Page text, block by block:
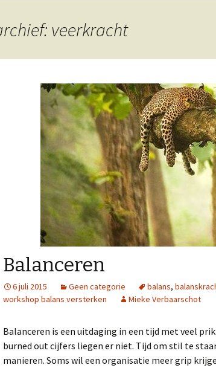
veerkracht
Balanceren
6 juli 2015 Geen categorie balans,
workshop balans versterken
Mieke Verbaarschot
Balanceren is een uitdaging in een tijd met veel
burned out cijfers liegen er niet. Tijd om stil te
manieren. Soms wil een organisatie meer grip